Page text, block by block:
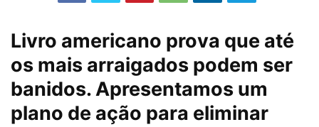
Livro americano prova que até
os mais arraigados podem ser
banidos. Apresentamos um
plano de ação para eliminar